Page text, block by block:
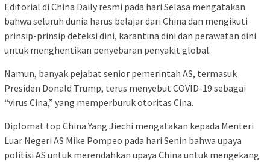
Editorial di China Daily resmi pada hari Selasa mengatakan
bahwa seluruh dunia harus belajar dari China dan mengikuti
prinsip-prinsip deteksi dini, karantina dini dan perawatan dini
untuk menghentikan penyebaran penyakit global.
Namun, banyak pejabat senior pemerintah AS, termasuk
Presiden Donald Trump, terus menyebut COVID-19 sebagai
“virus Cina,” yang memperburuk otoritas Cina.
Diplomat top China Yang Jiechi mengatakan kepada Menteri
Luar Negeri AS Mike Pompeo pada hari Senin bahwa upaya
politisi AS untuk merendahkan upaya China untuk mengekang